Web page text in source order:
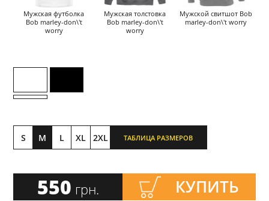
Мужская футболка
Bob marley-don\'t
worry
Мужская толстовка
Bob marley-don\'t
worry
Мужской свитшот Bob
marley-don\'t worry
S M L XL 2XL ТАБЛИЦА РАЗМЕРОВ
550 грн. КУПИТЬ